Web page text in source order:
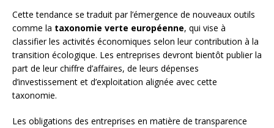
Cette tendance se traduit par l’émergence de nouveaux outils
comme la taxonomie verte européenne, qui vise à
classifier les activités économiques selon leur contribution à la
transition écologique. Les entreprises devront bientôt publier la
part de leur chiffre d’affaires, de leurs dépenses
d’investissement et d’exploitation alignée avec cette
taxonomie.
Les obligations des entreprises en matière de transparence